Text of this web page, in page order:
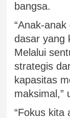
bangsa.
“Anak-
dasar yang
Melalui
strategis
kapasitas
maksimal,”
“Fokus kita